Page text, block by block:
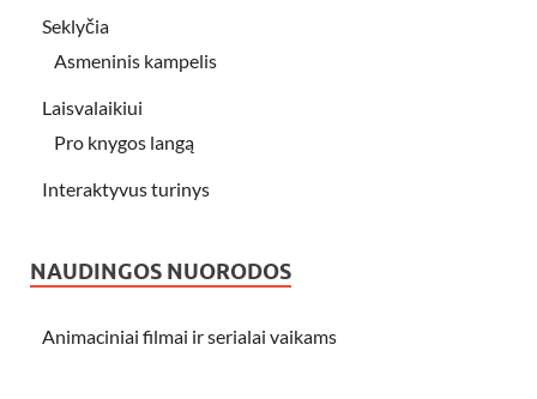
Seklyčia
Asmeninis kampelis
Laisvalaikiui
Pro knygos langą
Interaktyvus turinys
NAUDINGOS NUORODOS
Animaciniai filmai ir serialai vaikams